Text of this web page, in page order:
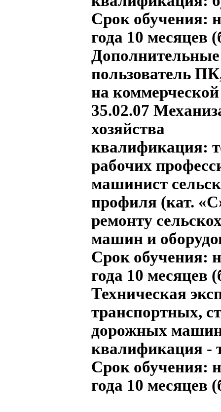
Срок обучения:
года 10 месяцев
пользователь
на коммерческой
35.02.07
хозяйства
квалификация:
рабочих
машинист
профиля (кат.
ремонту
машин и
Срок обучения:
года 10 месяцев
Техническая
транспортных,
дорожных
квалификация -
Срок обучения:
года 10 месяцев